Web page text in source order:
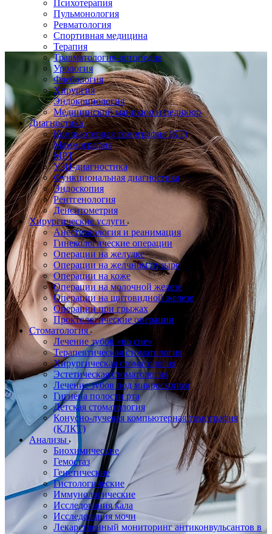
Психотерапия
Пульмонология
Ревматология
Спортивная медицина
Терапия
Травматология-ортопедия
Урология
Флебология
Хирургия
Эндокринология
Медицинский маникюр и педикюр
Диагностика
Компьютерная томография (КТ)
Маммография
МРТ
УЗИ-диагностика
Функциональная диагностика
Эндоскопия
Рентгенология
Денситометрия
Хирургические услуги
Анестезиология и реанимация
Гинекологические операции
Операции на желудке
Операции на желчном пузыре
Операции на коже
Операции на молочной железе
Операции на щитовидной железе
Операции при грыжах
Проктологические операции
Стоматология
Лечение зубов «во сне»
Терапевтическая стоматология
Хирургическая стоматология
Эстетическая стоматология
Лечение зубов под микроскопом
Гигиена полости рта
Детская стоматология
Конусно-лучевая компьютерная томография
(КЛКТ)
Анализы
Биохимические
Гемостаз
Генетические
Гистологические
Иммунологические
Исследования кала
Исследования мочи
Лекарственный мониторинг антиконвульсантов в